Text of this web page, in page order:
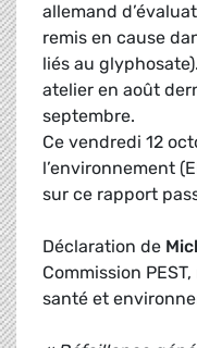
allemand
remis en cause
liés au
atelier en août
septembre.
Ce vendredi 12
l’environnement
sur ce rapport
Déclaration de
Commission
santé et